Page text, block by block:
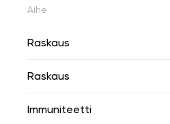
Aihe
Raskaus
Raskaus
Immuniteetti